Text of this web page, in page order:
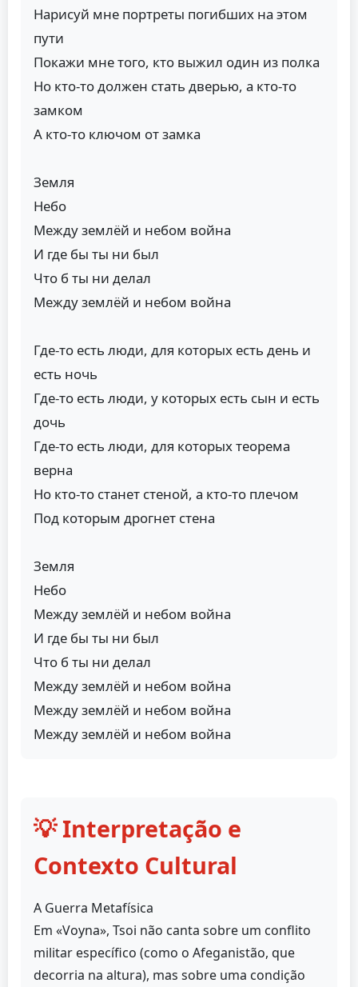
Нарисуй мне портреты погибших на этом
пути
Покажи мне того, кто выжил один из полка
Но кто-то должен стать дверью, а кто-то
замком
А кто-то ключом от замка
Земля
Небо
Между землёй и небом война
И где бы ты ни был
Что б ты ни делал
Между землёй и небом война
Где-то есть люди, для которых есть день и
есть ночь
Где-то есть люди, у которых есть сын и есть
дочь
Где-то есть люди, для которых теорема
верна
Но кто-то станет стеной, а кто-то плечом
Под которым дрогнет стена
Земля
Небо
Между землёй и небом война
И где бы ты ни был
Что б ты ни делал
Между землёй и небом война
Между землёй и небом война
Между землёй и небом война
💡 Interpretação e
Contexto Cultural
A Guerra Metafísica
Em «Voyna», Tsoi não canta sobre um conflito
militar específico (como o Afeganistão, que
decorria na altura), mas sobre uma condição